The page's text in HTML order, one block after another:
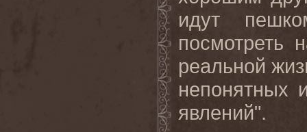
идут
посмотреть
реальной
явлений".